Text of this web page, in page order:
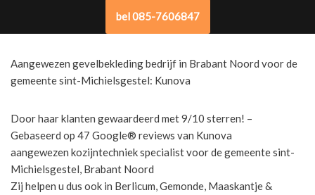
bel 085-7606847
Aangewezen gevelbekleding bedrijf in Brabant Noord voor de
gemeente sint-Michielsgestel: Kunova
Door haar klanten gewaardeerd met 9/10 sterren! –
Gebaseerd op 47 Google® reviews van Kunova
aangewezen kozijntechniek specialist voor de gemeente sint-
Michielsgestel, Brabant Noord
Zij helpen u dus ook in Berlicum, Gemonde, Maaskantje &